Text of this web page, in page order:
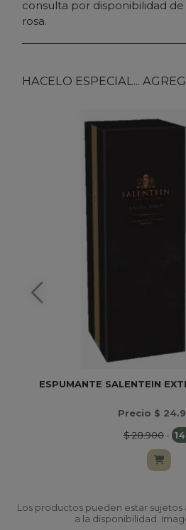
consulta por disponibilidad
rosa.
HACELO ESPECIAL...
ESPUMANTE SALENTEIN
Precio $
$ 28.900-
Los productos pueden estar
a la disponibilidad.